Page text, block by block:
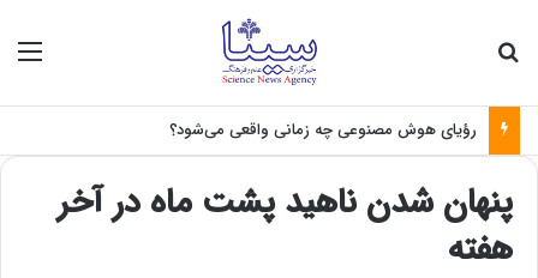
رؤیای هوش مصنوعی چه زمانی واقعی می‌شود؟
پنهان شدن ناهید پشت ماه در آخر
هفته